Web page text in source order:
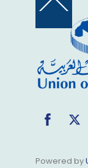
Back
Top
Powered by